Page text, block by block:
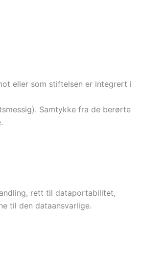
eller som stiftelsen er integrert i
Samtykke fra de berørte
rett til dataportabilitet,
til den dataansvarlige.